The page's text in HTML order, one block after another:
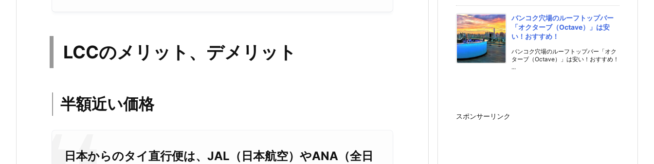
LCCのメリット、デメリット
半額近い価格
日本からのタイ直行便は、JAL（日本航空）やANA（全日
バンコク穴場のルーフトップバー
「オクターブ（Octave）」は安
い！おすすめ！
バンコク穴場のルーフトップバー「オク
ターブ（Octave）」は安い！おすすめ！
...
スポンサーリンク